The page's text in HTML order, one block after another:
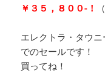
￥３５，８００-！
エレクトラ・タウ
でのセールです！
買ってね！